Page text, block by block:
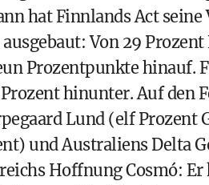
hat Finnlands Act
Von 29
Prozentpunkte hinauf.
hinunter. Auf den
Lund (elf
und Australiens Delta
Hoffnung Cosmó: